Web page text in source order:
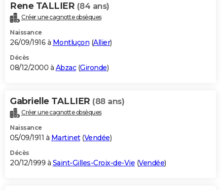
Rene TALLIER (84 ans)
Créer une cagnotte obsèques
Naissance
26/09/1916 à Montluçon (Allier)
Décès
08/12/2000 à Abzac(Gironde)
Gabrielle TALLIER (88 ans)
Créer une cagnotte obsèques
Naissance
05/09/1911 à Martinet(Vendée)
Décès
20/12/1999 à Saint-Gilles-Croix-de-Vie (Vendée)